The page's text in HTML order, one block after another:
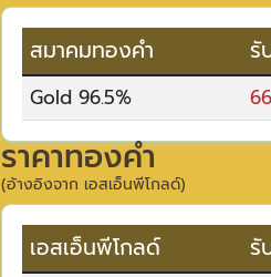
สมาคมทองคำ รั
Gold 96.5%
ราคาทองคำ
(อ้างอิงจาก เอสเอ็นพีโกลด์)
เอสเอ็นพีโกลด์ รั